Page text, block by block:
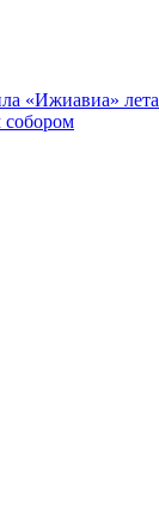
«Ижиавиа»
собором